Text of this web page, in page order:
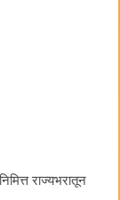
राज्यभरातून